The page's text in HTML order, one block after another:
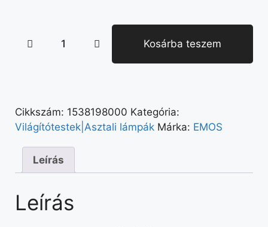
Kosárba teszem
Cikkszám: 1538198000 Kategória:
Világítótestek|Asztali lámpák Márka: EMOS
Leírás
Leírás